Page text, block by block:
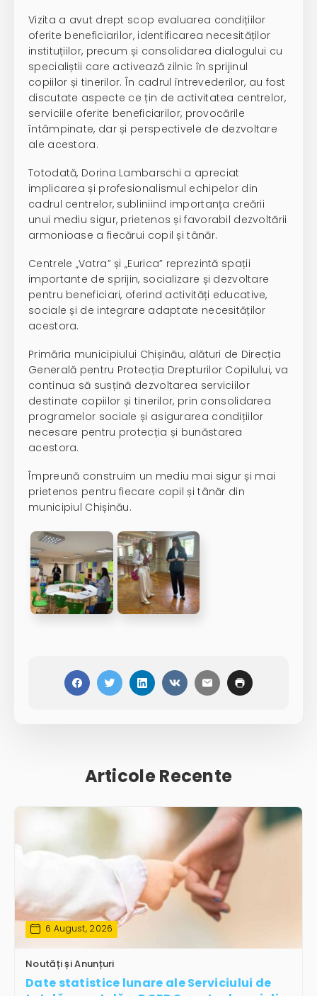
Vizita a avut drept scop evaluarea condițiilor
oferite beneficiarilor, identificarea necesităților
instituțiilor, precum și consolidarea dialogului cu
specialiștii care activează zilnic în sprijinul
copiilor și tinerilor. În cadrul întrevederilor, au fost
discutate aspecte ce țin de activitatea centrelor,
serviciile oferite beneficiarilor, provocările
întâmpinate, dar și perspectivele de dezvoltare
ale acestora.
Totodată, Dorina Lambarschi a apreciat
implicarea și profesionalismul echipelor din
cadrul centrelor, subliniind importanța creării
unui mediu sigur, prietenos și favorabil dezvoltării
armonioase a fiecărui copil și tânăr.
Centrele „Vatra” și „Eurica” reprezintă spații
importante de sprijin, socializare și dezvoltare
pentru beneficiari, oferind activități educative,
sociale și de integrare adaptate necesităților
acestora.
Primăria municipiului Chișinău, alături de Direcția
Generală pentru Protecția Drepturilor Copilului, va
continua să susțină dezvoltarea serviciilor
destinate copiilor și tinerilor, prin consolidarea
programelor sociale și asigurarea condițiilor
necesare pentru protecția și bunăstarea
acestora.
Împreună construim un mediu mai sigur și mai
prietenos pentru fiecare copil și tânăr din
municipiul Chișinău.
Articole Recente
6 August, 2026
Noutăți și Anunțuri
Date statistice lunare ale Serviciului de